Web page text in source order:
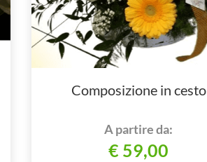
Composizione in cesto
A partire da:
€ 59,00